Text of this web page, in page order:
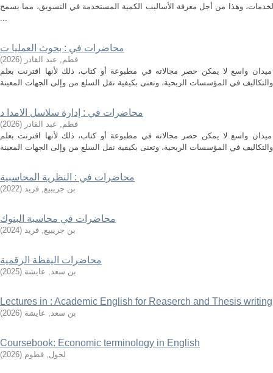
وهذا من أجل معرفة الأساليب الكمية المستخدمة في التسويق، مما يسمح
...
محاضرات في : بحوث العمليا ت
فطم, عبد القادر (
2026
)
واسع لا يمكن حصر مجالاته في مطبوعة أو كتاب، ذلك لأنها اقترنت بعلم
محاضرات في : إدارة سلاسل الامدا د
فطم, عبد القادر (
2026
)
واسع لا يمكن حصر مجالاته في مطبوعة أو كتاب، ذلك لأنها اقترنت بعلم
محاضرات في : النظرية المحاسبية
بن جريبيع, فريد (
2022
)
محاضرات في محاسبة البنوك
بن جريبيع, فريد (
2024
)
محاضرات اليقظة الرقمية
بن سعد, عايشة (
2025
)
Lectures in : Academic English for Reaserch and Thesis writing
بن سعد, عايشة (
2026
)
Coursebook: Economic terminology in English
لحول, فطوم (
2026
)